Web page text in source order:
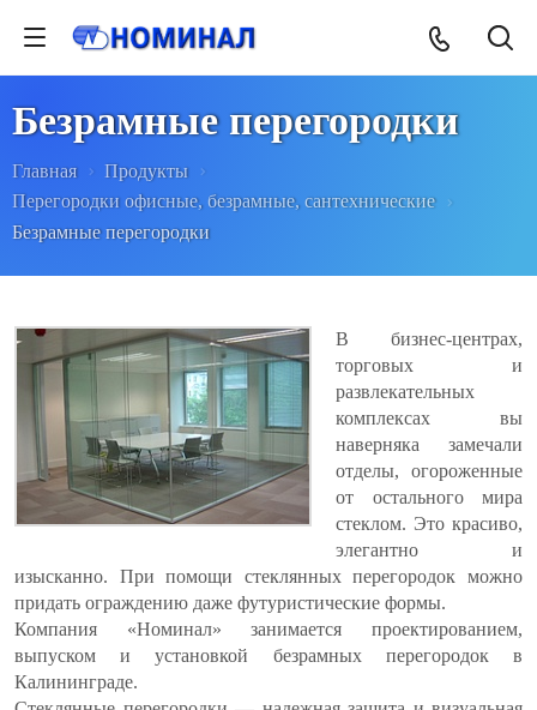
Безрамные перегородки
Главная
Продукты
Перегородки офисные, безрамные, сантехнические
Безрамные перегородки
В бизнес-центрах,
торговых и
развлекательных
комплексах вы
наверняка замечали
отделы, огороженные
от остального мира
стеклом. Это красиво,
элегантно и
изысканно. При помощи стеклянных перегородок можно
придать ограждению даже футуристические формы.
Компания «Номинал» занимается проектированием,
выпуском и установкой безрамных перегородок в
Калининграде.